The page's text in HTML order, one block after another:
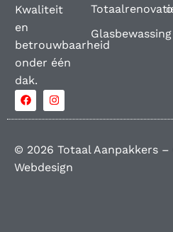
Kwaliteit
en
betrouwbaarheid
onder één
dak.
Glasbewassing
© 2026 Totaal Aanpakkers
Webdesign